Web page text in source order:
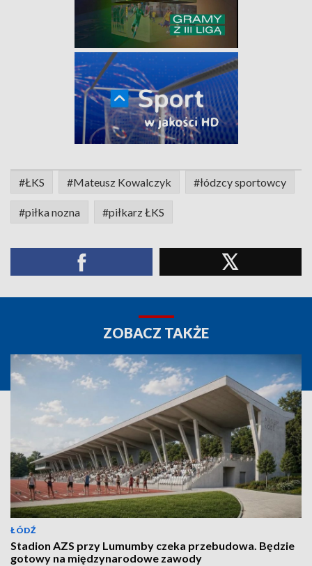
#ŁKS #Mateusz Kowalczyk #łódzcy sportowcy
#piłka nozna #piłkarz ŁKS
ZOBACZ TAKŻE
ŁÓDŹ
Stadion AZS przy Lumumby czeka przebudowa. Będzie
gotowy na międzynarodowe zawody